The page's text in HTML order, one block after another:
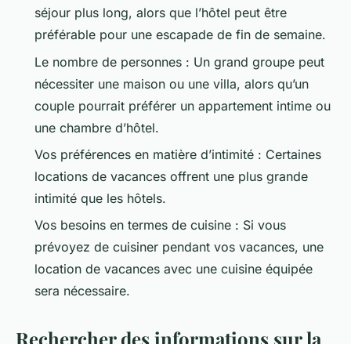
séjour plus long, alors que l’hôtel peut être
préférable pour une escapade de fin de semaine.
Le nombre de personnes : Un grand groupe peut
nécessiter une maison ou une villa, alors qu’un
couple pourrait préférer un appartement intime ou
une chambre d’hôtel.
Vos préférences en matière d’intimité : Certaines
locations de vacances offrent une plus grande
intimité que les hôtels.
Vos besoins en termes de cuisine : Si vous
prévoyez de cuisiner pendant vos vacances, une
location de vacances avec une cuisine équipée
sera nécessaire.
Rechercher des informations sur la